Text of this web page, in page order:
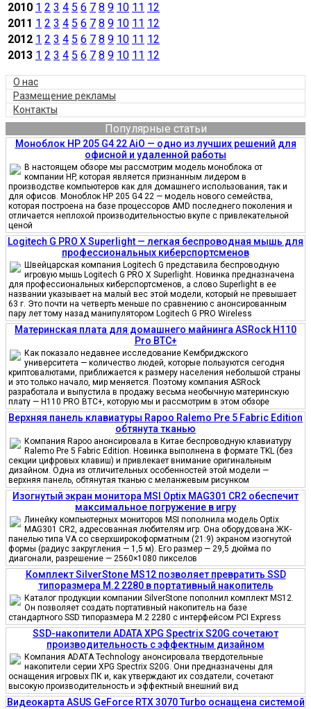
2010 1 2 3 4 5 6 7 8 9 10 11 12
2011 1 2 3 4 5 6 7 8 9 10 11 12
2012 1 2 3 4 5 6 7 8 9 10 11 12
2013 1 2 3 4 5 6 7 8 9 10 11 12
О нас
Размещение рекламы
Контакты
Популярные статьи
Моноблок HP 205 G4 22 AiO — одно из лучших решений для
офисной и удаленной работы
В настоящем обзоре мы рассмотрим модель моноблока от
компании HP, которая является признанным лидером в
производстве компьютеров как для домашнего использования, так и
для офисов. Моноблок HP 205 G4 22 — модель нового семейства,
которая построена на базе процессоров AMD последнего поколения и
отличается неплохой производительностью вкупе с привлекательной
ценой
Logitech G PRO X Superlight — легкая беспроводная мышь для
профессиональных киберспортсменов
Швейцарская компания Logitech G представила беспроводную
игровую мышь Logitech G PRO X Superlight. Новинка предназначена
для профессиональных киберспортсменов, а слово Superlight в ее
названии указывает на малый вес этой модели, который не превышает
63 г. Это почти на четверть меньше по сравнению с анонсированным
пару лет тому назад манипулятором Logitech G PRO Wireless
Материнская плата для домашнего майнинга ASRock H110
Pro BTC+
Как показало недавнее исследование Кембриджского
университета — количество людей, которые пользуются сегодня
криптовалютами, приближается к размеру населения небольшой страны
и это только начало, мир меняется. Поэтому компания ASRock
разработала и выпустила в продажу весьма необычную материнскую
плату — H110 PRO BTC+, которую мы и рассмотрим в этом обзоре
Верхняя панель клавиатуры Rapoo Ralemo Pre 5 Fabric Edition
обтянута тканью
Компания Rapoo анонсировала в Китае беспроводную клавиатуру
Ralemo Pre 5 Fabric Edition. Новинка выполнена в формате TKL (без
секции цифровых клавиш) и привлекает внимание оригинальным
дизайном. Одна из отличительных особенностей этой модели —
верхняя панель, обтянутая тканью с меланжевым рисунком
Изогнутый экран монитора MSI Optix MAG301 CR2 обеспечит
максимальное погружение в игру
Линейку компьютерных мониторов MSI пополнила модель Optix
MAG301 CR2, адресованная любителям игр. Она оборудована ЖК-
панелью типа VA со сверхширокоформатным (21:9) экраном изогнутой
формы (радиус закругления — 1,5 м). Его размер — 29,5 дюйма по
диагонали, разрешение — 2560×1080 пикселов
Комплект SilverStone MS12 позволяет превратить SSD
типоразмера M.2 2280 в портативный накопитель
Каталог продукции компании SilverStone пополнил комплект MS12.
Он позволяет создать портативный накопитель на базе
стандартного SSD типоразмера M.2 2280 с интерфейсом PCI Express
SSD-накопители ADATA XPG Spectrix S20G сочетают
производительность с эффектным дизайном
Компания ADATA Technology анонсировала твердотельные
накопители серии XPG Spectrix S20G. Они предназначены для
оснащения игровых ПК и, как утверждают их создатели, сочетают
высокую производительность и эффектный внешний вид
Видеокарта ASUS GeForce RTX 3070 Turbo оснащена системой